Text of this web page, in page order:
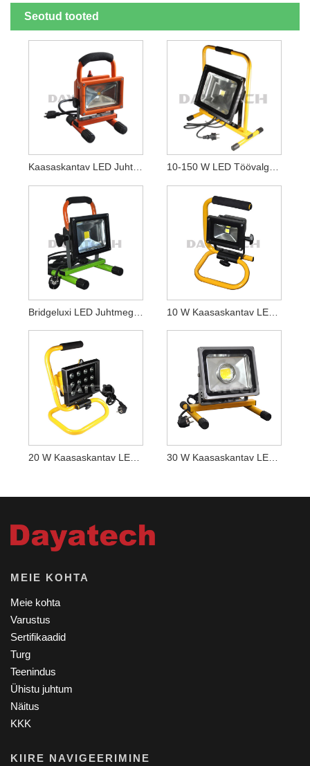
Seotud tooted
Kaasaskantav LED Juhtmega Töövalgusti Vahelduvvoolu Üleujutuslamp
20 W Kaasaskantav LED Töövalgusti
MEIE KOHTA
Meie kohta
Varustus
Sertifikaadid
Turg
Teenindus
Ühistu juhtum
Näitus
KKK
KIIRE NAVIGEERIMINE